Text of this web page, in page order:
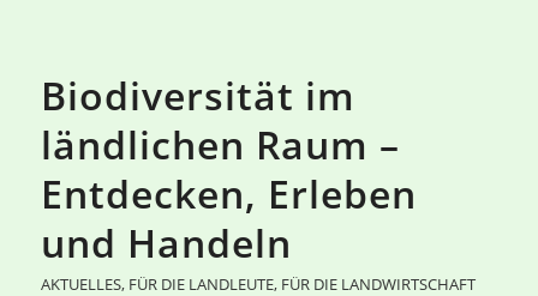
Biodiversität im
ländlichen Raum –
Entdecken, Erleben
und Handeln
AKTUELLES, FÜR DIE LANDLEUTE, FÜR DIE LANDWIRTSCHAFT